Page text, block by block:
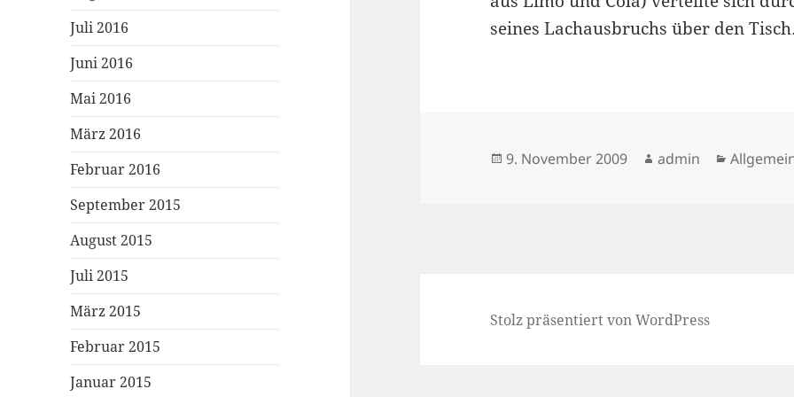
Juli 2016
Juni 2016
Mai 2016
März 2016
Februar 2016
September 2015
August 2015
Juli 2015
März 2015
Februar 2015
Januar 2015
seines Lachausbruchs über den
Veröffentlicht
9. November 2009 Autor
admin
Stolz präsentiert von WordPress